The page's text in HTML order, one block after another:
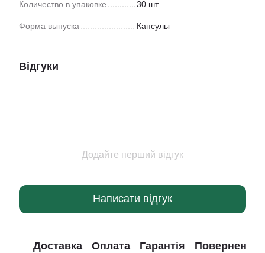
Количество в упаковке 30 шт
Форма выпуска Капсулы
Відгуки
Додайте перший відгук
Написати відгук
Доставка Оплата Гарантія Повернення